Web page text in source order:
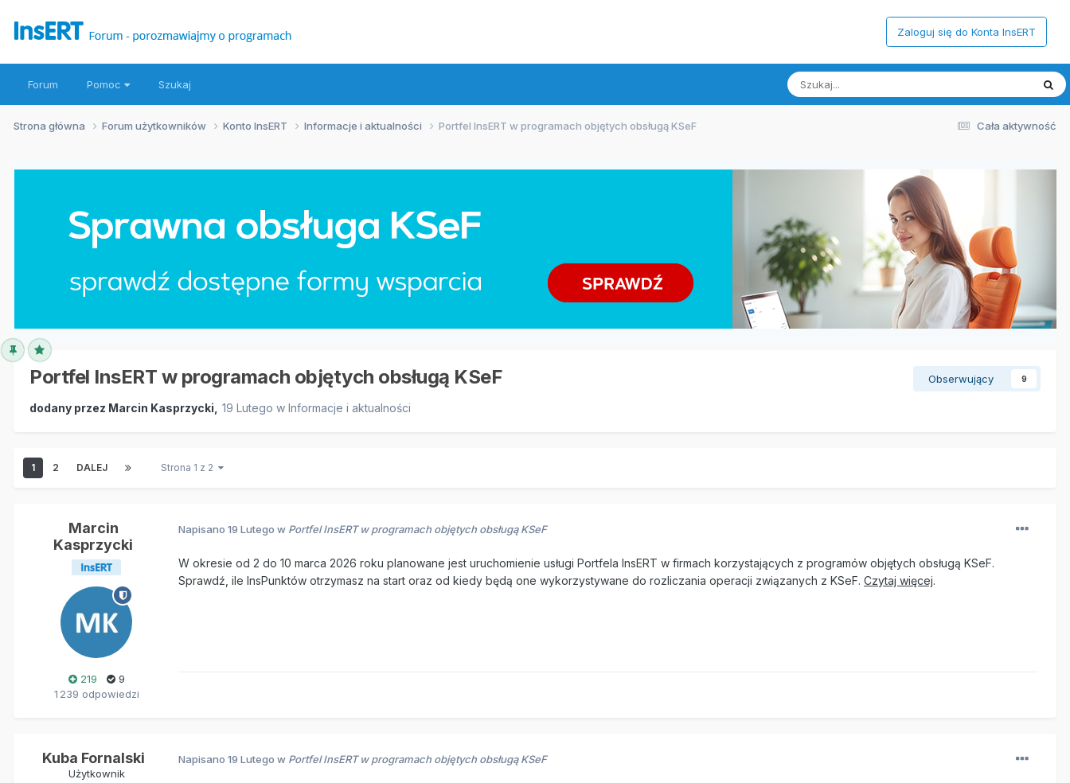
Zaloguj się do Konta InsERT
Forum Pomoc Szukaj
Cała aktywność
Strona główna Forum użytkowników Konto InsERT Informacje i aktualności Portfel InsERT w programach objętych obsługą KSeF
Portfel InsERT w programach objętych obsługą KSeF Obserwujący 9
dodany przez Marcin Kasprzycki 19 Lutego w Informacje i aktualności
1 2 DALEJ Strona 1 z 2
Marcin
Kasprzycki
219
9
1 239 odpowiedzi
Napisano 19 Lutego w Portfel InsERT w programach objętych obsługą KSeF
W okresie od 2 do 10 marca 2026 roku planowane jest uruchomienie usługi Portfela InsERT w firmach korzystających z programów objętych obsługą KSeF.
Sprawdź, ile InsPunktów otrzymasz na start oraz od kiedy będą one wykorzystywane do rozliczania operacji związanych z KSeF. Czytaj więcej.
Kuba Fornalski
Użytkownik
Napisano 19 Lutego w Portfel InsERT w programach objętych obsługą KSeF